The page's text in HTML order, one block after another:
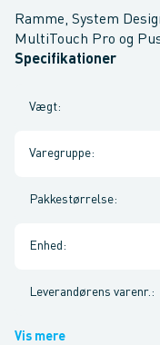
Ramme, System
MultiTouch Pro og
Specifikationer
Vægt:
Varegruppe:
Pakkestørrelse:
Enhed :
Leverandørens varenr. :
Vis mere